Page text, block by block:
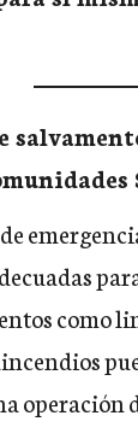
como
operación